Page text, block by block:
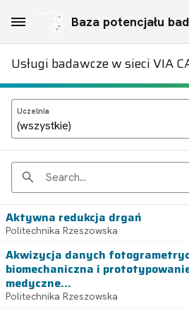
Usługi badawcze w sieci VIA
Uczelnia
Search
Aktywna redukcja drgań
Politechnika Rzeszowska
Akwizycja danych
biomechaniczna i
medyczne...
Politechnika Rzeszowska